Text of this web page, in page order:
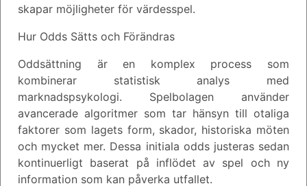
skapar möjligheter för värdesspel.
Hur Odds Sätts och Förändras
Oddsättning är en komplex process som
kombinerar statistisk analys med
marknadspsykologi. Spelbolagen använder
avancerade algoritmer som tar hänsyn till otaliga
faktorer som lagets form, skador, historiska möten
och mycket mer. Dessa initiala odds justeras sedan
kontinuerligt baserat på inflödet av spel och ny
information som kan påverka utfallet.